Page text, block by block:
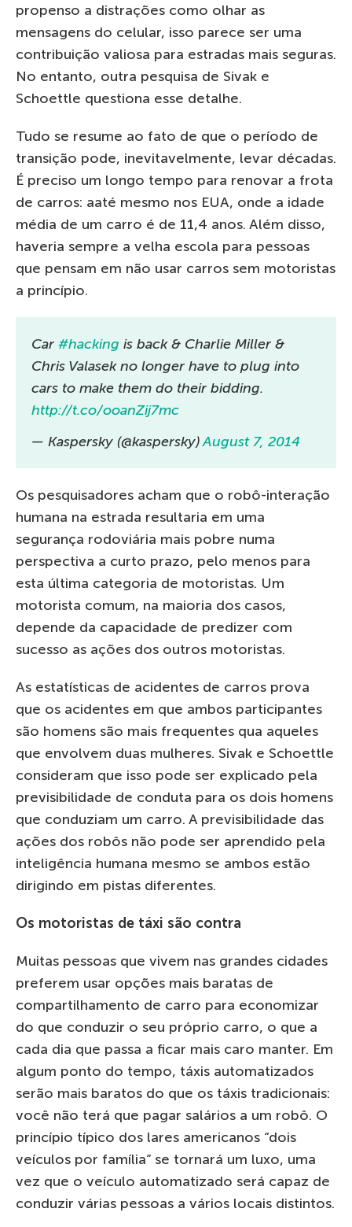
propenso a distrações como olhar as
mensagens do celular, isso parece ser uma
contribuição valiosa para estradas mais seguras.
No entanto, outra pesquisa de Sivak e
Schoettle questiona esse detalhe.
Tudo se resume ao fato de que o período de
transição pode, inevitavelmente, levar décadas.
É preciso um longo tempo para renovar a frota
de carros: aaté mesmo nos EUA, onde a idade
média de um carro é de 11,4 anos. Além disso,
haveria sempre a velha escola para pessoas
que pensam em não usar carros sem motoristas
a princípio.
Car #hacking is back & Charlie Miller &
Chris Valasek no longer have to plug into
cars to make them do their bidding.
http://t.co/ooanZij7mc
— Kaspersky (@kaspersky)August 7, 2014
Os pesquisadores acham que o robô-interação
humana na estrada resultaria em uma
segurança rodoviária mais pobre numa
perspectiva a curto prazo, pelo menos para
esta última categoria de motoristas. Um
motorista comum, na maioria dos casos,
depende da capacidade de predizer com
sucesso as ações dos outros motoristas.
As estatísticas de acidentes de carros prova
que os acidentes em que ambos participantes
são homens são mais frequentes qua aqueles
que envolvem duas mulheres. Sivak e Schoettle
consideram que isso pode ser explicado pela
previsibilidade de conduta para os dois homens
que conduziam um carro. A previsibilidade das
ações dos robôs não pode ser aprendido pela
inteligência humana mesmo se ambos estão
dirigindo em pistas diferentes.
Os motoristas de táxi são contra
Muitas pessoas que vivem nas grandes cidades
preferem usar opções mais baratas de
compartilhamento de carro para economizar
do que conduzir o seu próprio carro, o que a
cada dia que passa a ficar mais caro manter. Em
algum ponto do tempo, táxis automatizados
serão mais baratos do que os táxis tradicionais:
você não terá que pagar salários a um robô. O
princípio típico dos lares americanos “dois
veículos por família” se tornará um luxo, uma
vez que o veículo automatizado será capaz de
conduzir várias pessoas a vários locais distintos.